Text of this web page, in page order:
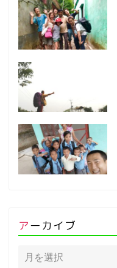
アーカイブ